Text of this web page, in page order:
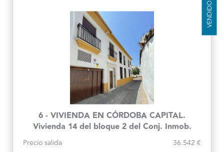
VENDIDO
6 - VIVIENDA EN CÓRDOBA CAPITAL.
Vivienda 14 del bloque 2 del Conj. Inmob.
Precio salida 36.542 €